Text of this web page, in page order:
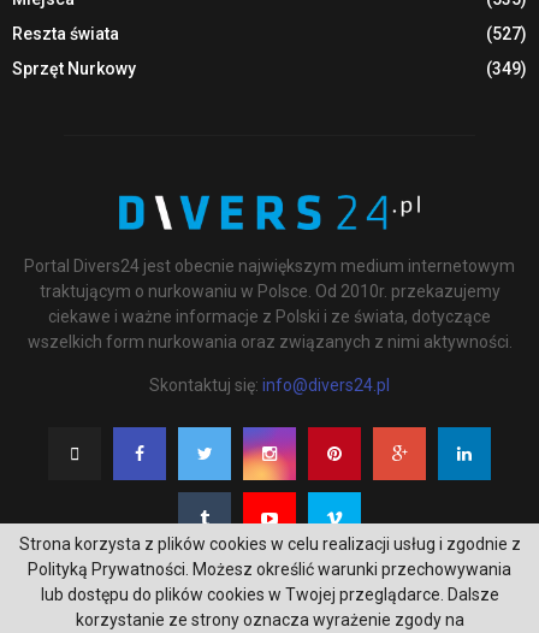
Reszta świata
(527)
Sprzęt Nurkowy
(349)
Portal Divers24 jest obecnie największym medium internetowym
traktującym o nurkowaniu w Polsce. Od 2010r. przekazujemy
ciekawe i ważne informacje z Polski i ze świata, dotyczące
wszelkich form nurkowania oraz związanych z nimi aktywności.
Skontaktuj się: info@divers24.pl
@2020 - underwatermedia.pl. All Right Reserved. Designed and Developed by
Strona korzysta z plików cookies w celu realizacji usług i zgodnie z
Polityką Prywatności. Możesz określić warunki przechowywania
lub dostępu do plików cookies w Twojej przeglądarce. Dalsze
korzystanie ze strony oznacza wyrażenie zgody na